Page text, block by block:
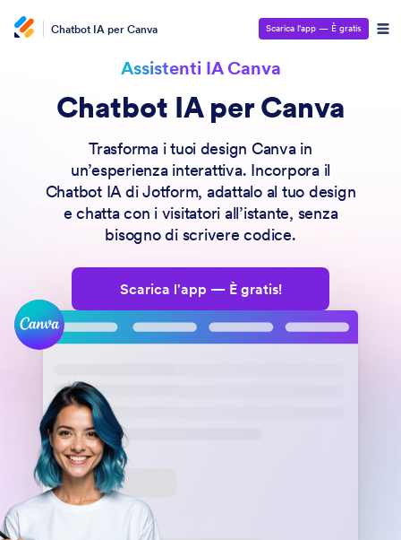
Chatbot IA per Canva Scarica l'app — È gratis
Assistenti IA Canva
Chatbot IA per Canva
Trasforma i tuoi design Canva in
un’esperienza interattiva. Incorpora il
Chatbot IA di Jotform, adattalo al tuo design
e chatta con i visitatori all’istante, senza
bisogno di scrivere codice.
Scarica l'app — È gratis!